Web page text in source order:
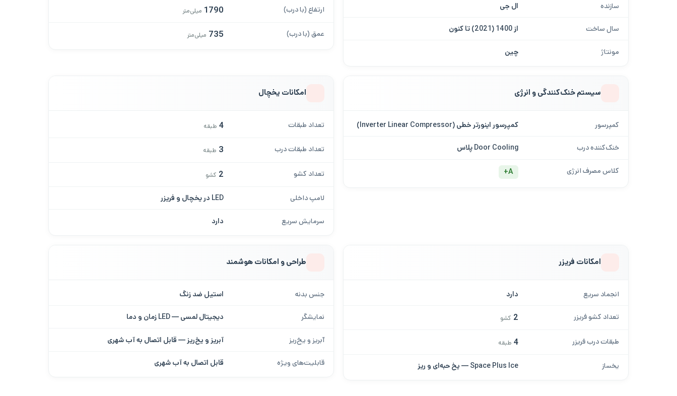
سازنده ال جی
سال ساخت از 1400 (2021) تا کنون
مونتاژ چین
ارتفاع (با درب) 1790 میلی‌متر
عمق (با درب) 735 میلی‌متر
سیستم خنک‌کنندگی و انرژی
کمپرسور کمپرسور اینورتر خطی (Inverter Linear Compressor)
خنک‌کننده درب Door Cooling پلاس
کلاس مصرف انرژی A+
امکانات یخچال
تعداد طبقات 4 طبقه
تعداد طبقات درب 3 طبقه
تعداد کشو 2 کشو
لامپ داخلی LED در یخچال و فریزر
سرمایش سریع دارد
امکانات فریزر
انجماد سریع دارد
تعداد کشو فریزر 2 کشو
طبقات درب فریزر 4 طبقه
یخساز Space Plus Ice — یخ حبه‌ای و ریز
طراحی و امکانات هوشمند
جنس بدنه استیل ضد زنگ
نمایشگر دیجیتال لمسی — LED زمان و دما
آبریز و یخ‌ریز آبریز و یخ‌ریز — قابل اتصال به آب شهری
قابلیت‌های ویژه قابل اتصال به آب شهری